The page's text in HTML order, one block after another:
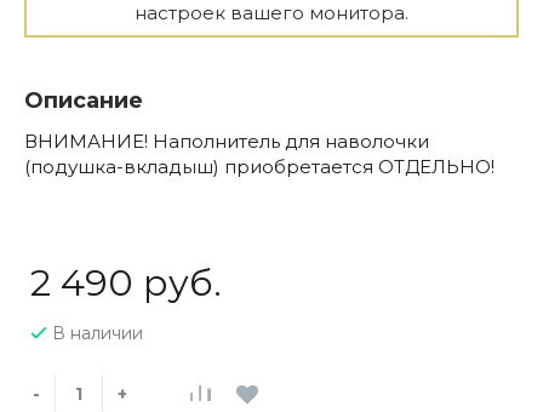
настроек вашего монитора.
Описание
ВНИМАНИЕ! Наполнитель для наволочки
(подушка-вкладыш) приобретается ОТДЕЛЬНО!
2 490 руб.
В наличии
- +